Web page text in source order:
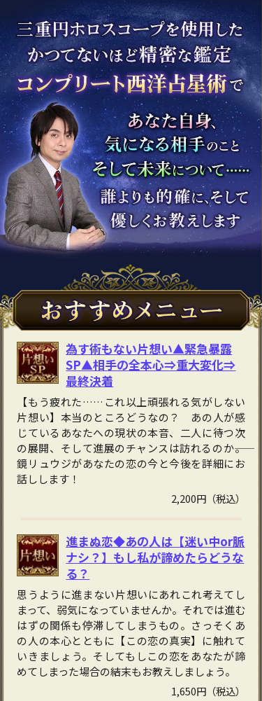
為す術もない片想い▲緊急暴露
SP▲相手の全本心⇒重大変化⇒
最終決着
【もう疲れた……これ以上頑張れる気がしない
片想い】本当のところどうなの？ あの人が感
じているあなたへの現状の本音、二人に待つ次
の展開、そして進展のチャンスは訪れるのか――。
鏡リュウジがあなたの恋の今と今後を詳細にお
話しします！
2,200円（税込）
進まぬ恋◆あの人は【迷い中or脈
ナシ？】もし私が諦めたらどうな
る？
思うように進まない片想いにあれこれ考えてし
まって、弱気になっていませんか。それでは進む
はずの関係も停滞してしまうもの。さっそくあ
の人の本心とともに【この恋の真実】に触れて
いきましょう。そしてもしこの恋をあなたが諦
めてしまった場合の結末もお教えしましょう。
1,650円（税込）